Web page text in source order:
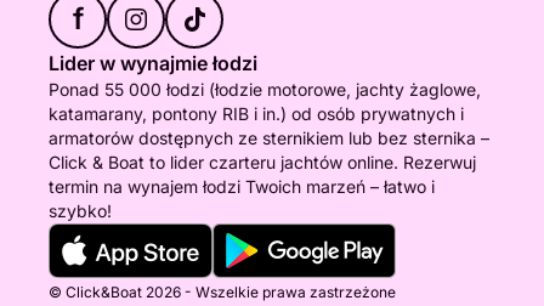
f
Lider w wynajmie łodzi
Ponad 55 000 łodzi (łodzie motorowe, jachty żaglowe,
katamarany, pontony RIB i in.) od osób prywatnych i
armatorów dostępnych ze sternikiem lub bez sternika –
Click & Boat to lider czarteru jachtów online. Rezerwuj
termin na wynajem łodzi Twoich marzeń – łatwo i
szybko!
© Click&Boat 2026 - Wszelkie prawa zastrzeżone